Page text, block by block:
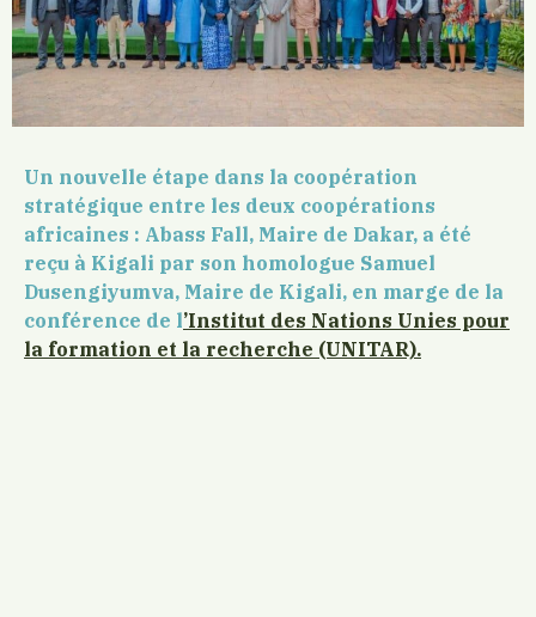
Un nouvelle étape dans la coopération
stratégique entre les deux coopérations
africaines : Abass Fall, Maire de Dakar, a été
reçu à Kigali par son homologue Samuel
Dusengiyumva, Maire de Kigali, en marge de la
conférence de l’Institut des Nations Unies pour
la formation et la recherche (UNITAR).